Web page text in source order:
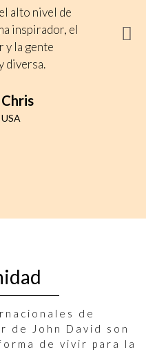
alto nivel de
inspirador, el
y la gente
diversa.
Chris
USA
Está
de
de John David son
de vivir para la